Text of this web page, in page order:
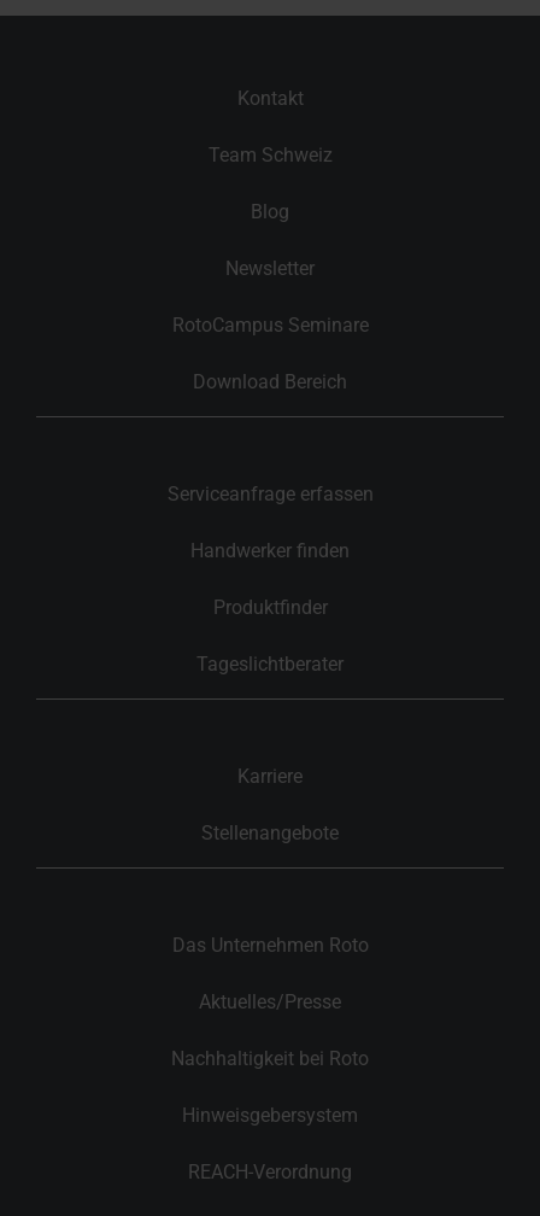
Kontakt
Team Schweiz
Blog
Newsletter
RotoCampus Seminare
Download Bereich
Serviceanfrage erfassen
Handwerker finden
Produktfinder
Tageslichtberater
Karriere
Stellenangebote
Das Unternehmen Roto
Aktuelles/Presse
Nachhaltigkeit bei Roto
Hinweisgebersystem
REACH-Verordnung